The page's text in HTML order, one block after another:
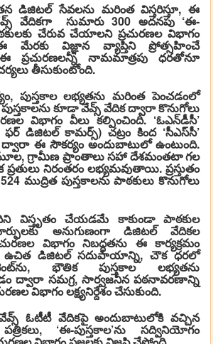
డిజిటల్ సేవలను మరింత విస్తరిస్తూ, ఈ
వేదికగా సుమారు 300 అదనపు ‘ఈ-
చేరువ చేయాలని ప్రచురణల విభాగం
మేరకు విజ్ఞాన వ్యాప్తిని ప్రోత్సహించే
ఈ ప్రచురణలన్నీ నామమాత్రపు ధరతోనూ
తీసుకుంటోంది.
పుస్తకాల లభ్యతను మరింత పెంచడంలో
కూడా వేవ్స్ వేదిక ద్వారా కొనుగోలు
విభాగం వీలు కల్పించింది. ‘ఓఎన్‌డీసీ’
డిజిటల్ కామర్స్) చట్రం కింద ‘సీఎస్‌సీ’
ఈ సౌకర్యం అందుబాటులో ఉంటుంది.
గ్రామీణ ప్రాంతాలు సహా దేశమంతటా గల
నిరంతరం లభ్యమవుతాయి. ప్రస్తుతం
ముద్రిత పుస్తకాలను పాఠకులు కొనుగోలు
విస్తృతం చేయడమే కాకుండా పాఠకుల
అనుగుణంగా డిజిటల్ వేదికల
విభాగం నిబద్ధతను ఈ కార్యక్రమం
ఉచిత డిజిటల్ సదుపాయాన్ని, చౌక ధరలో
భౌతిక పుస్తకాల లభ్యతను
ద్వారా సమగ్ర, సార్వజనీన పఠనావరణాన్ని
విభాగం లక్ష్యనిర్దేశం చేసుకుంది.
ఓటీటీ వేదికపై అందుబాటులోకి వచ్చిన
‘ఈ-పుస్తకాల’ను సద్వినియోగం